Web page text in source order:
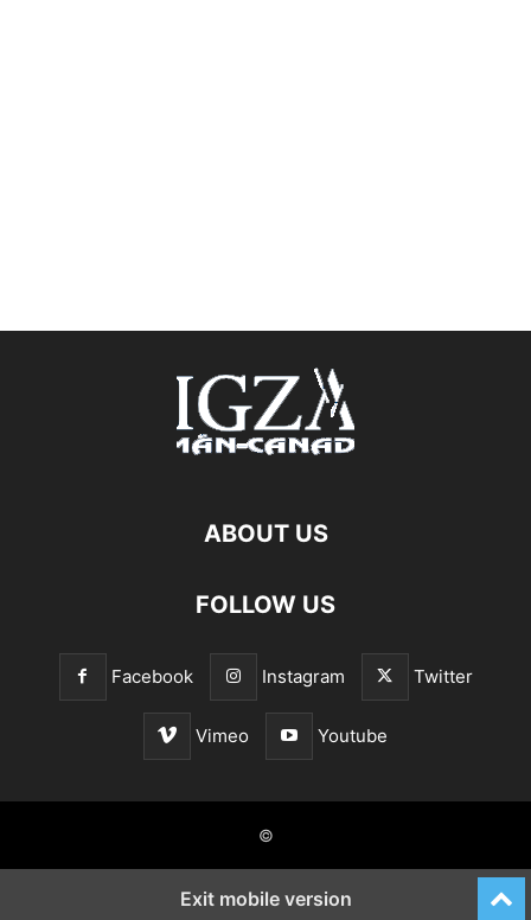
ABOUT US
FOLLOW US
Facebook Instagram Twitter
Vimeo Youtube
©
Exit mobile version